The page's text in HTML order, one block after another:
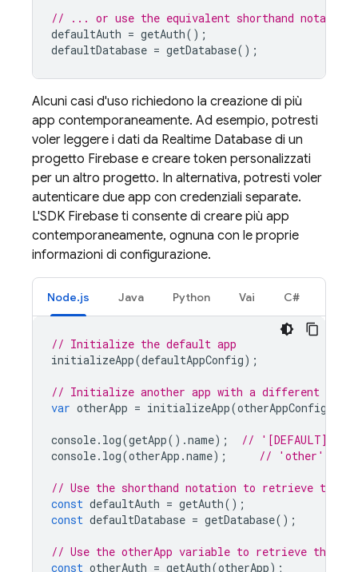
// ... or use the equivalent shorthand notation
defaultAuth = getAuth();
defaultDatabase = getDatabase();
Alcuni casi d'uso richiedono la creazione di più
app contemporaneamente. Ad esempio, potresti
voler leggere i dati da Realtime Database di un
progetto Firebase e creare token personalizzati
per un altro progetto. In alternativa, potresti voler
autenticare due app con credenziali separate.
L'SDK Firebase ti consente di creare più app
contemporaneamente, ognuna con le proprie
informazioni di configurazione.
Node.js Java Python Vai C#
// Initialize the default app
initializeApp(defaultAppConfig);
// Initialize another app with a different
var otherApp = initializeApp(otherAppConfig
console. log(getApp().name);
// '[DEFAULT]'
console. log(otherApp .name); // 'other'
// Use the shorthand notation to retrieve the
const defaultAuth = getAuth();
const defaultDatabase = getDatabase();
// Use the otherApp variable to retrieve the
const otherAuth = getAuth(otherApp);